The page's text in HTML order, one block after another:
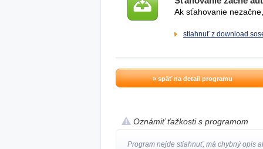
Ak sťahovanie
stiahnuť z
» späť na detail programu
Oznámiť ťažkosti s programom
Program nejde stiahnuť, má chybný opis